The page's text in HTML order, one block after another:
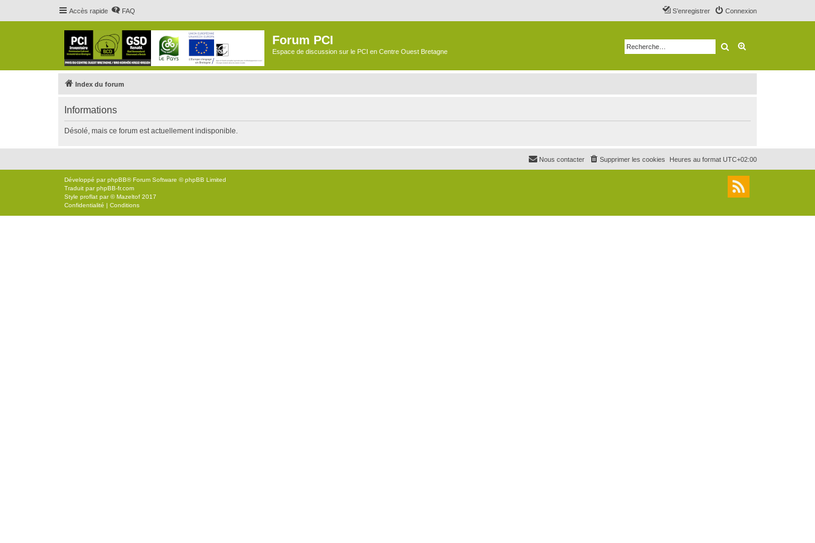
Accès rapide FAQ Connexion
S’enregistrer
Forum PCI
Espace de discussion sur le PCI en Centre Ouest Bretagne Rechercher
Index du forum
Informations
Désolé, mais ce forum est actuellement indisponible.
Heures au format UTC+02:00
Supprimer les cookies
Nous contacter
Développé parphpBB® Forum Software © phpBB Limited
Traduit parphpBB-fr.com
Style proflat par ©Mazeltof 2017
Confidentialité | Conditions